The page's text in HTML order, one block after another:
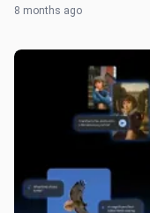
8 months ago